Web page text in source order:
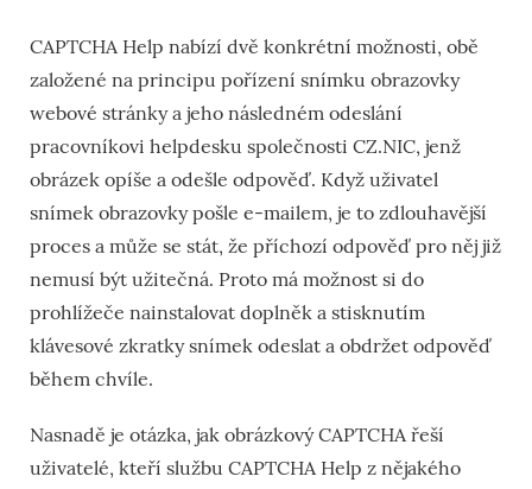
CAPTCHA Help nabízí dvě konkrétní možnosti, obě
založené na principu pořízení snímku obrazovky
webové stránky a jeho následném odeslání
pracovníkovi helpdesku společnosti CZ.NIC, jenž
obrázek opíše a odešle odpověď. Když uživatel
snímek obrazovky pošle e-mailem, je to zdlouhavější
proces a může se stát, že příchozí odpověď pro něj již
nemusí být užitečná. Proto má možnost si do
prohlížeče nainstalovat doplněk a stisknutím
klávesové zkratky snímek odeslat a obdržet odpověď
během chvíle.
Nasnadě je otázka, jak obrázkový CAPTCHA řeší
uživatelé, kteří službu CAPTCHA Help z nějakého